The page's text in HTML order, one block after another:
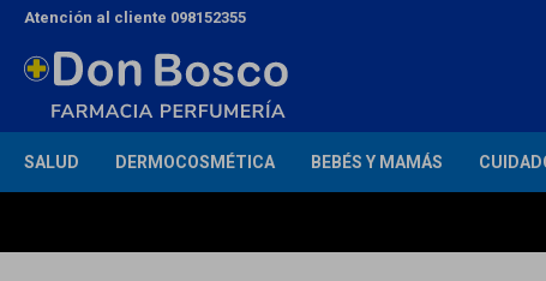
SALUD DERMOCOSMÉTICA BEBÉS Y MAMÁS
Atención al cliente 098152355